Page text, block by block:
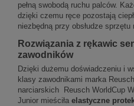
pełną swobodą ruchu palców.
dzięki czemu ręce pozostają
niezbędną przy obsłudze sprzętu
Rozwiązania z rękawic
zawodników
Dzięki dużemu doświadczeniu i
klasy zawodnikami marka
narciarskich Reusch WorldCup
Junior mieściła elastyczne